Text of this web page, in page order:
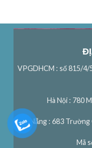
VPGDHCM : số 815/4/
Hà Nội : 780
Đà Nẵng : 683 Trường
Mã